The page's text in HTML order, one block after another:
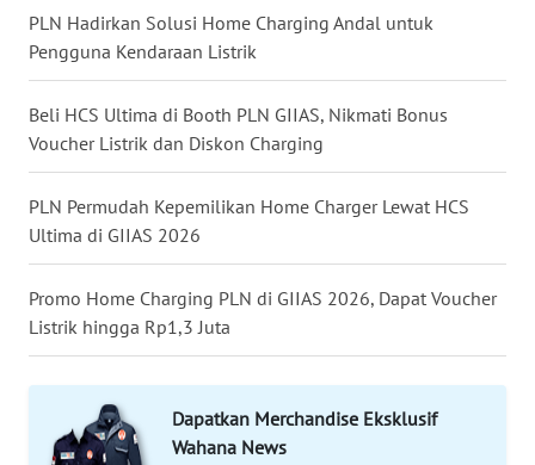
PLN Hadirkan Solusi Home Charging Andal untuk
Pengguna Kendaraan Listrik
Beli HCS Ultima di Booth PLN GIIAS, Nikmati Bonus
Voucher Listrik dan Diskon Charging
PLN Permudah Kepemilikan Home Charger Lewat HCS
Ultima di GIIAS 2026
Promo Home Charging PLN di GIIAS 2026, Dapat Voucher
Listrik hingga Rp1,3 Juta
Dapatkan Merchandise Eksklusif
Wahana News
KARO
SIMALUNGUN
LABUHANBATU
TAPANULI
TENGAH
WN DELI
SERDANG